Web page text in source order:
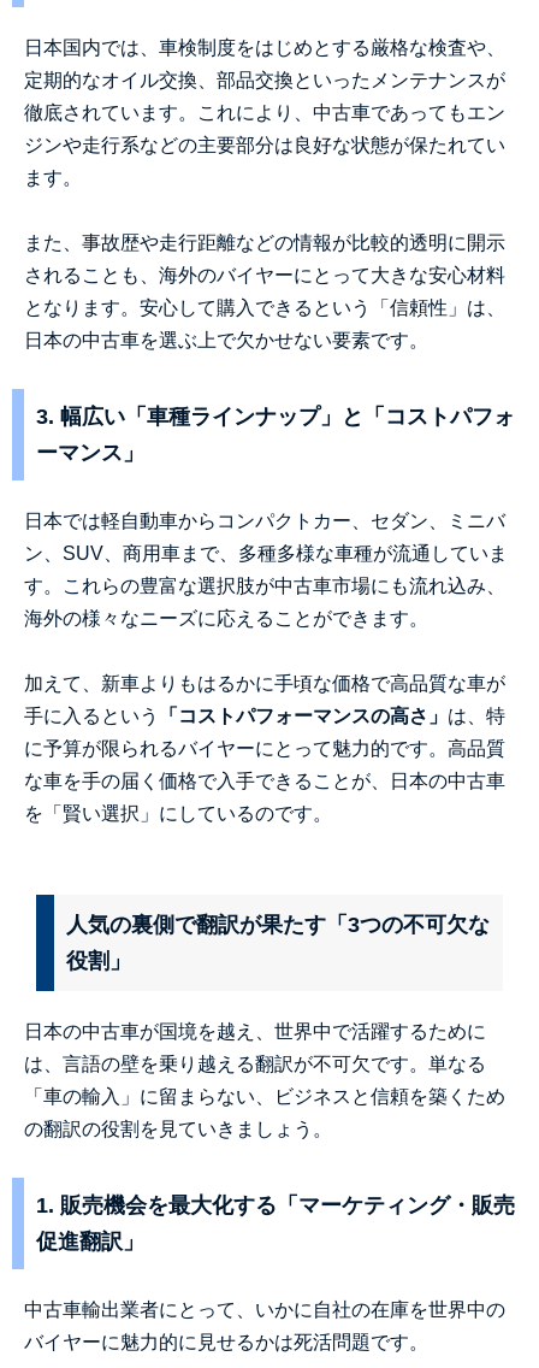
日本国内では、車検制度をはじめとする厳格な検査や、
定期的なオイル交換、部品交換といったメンテナンスが
徹底されています。これにより、中古車であってもエン
ジンや走行系などの主要部分は良好な状態が保たれてい
ます。
また、事故歴や走行距離などの情報が比較的透明に開示
されることも、海外のバイヤーにとって大きな安心材料
となります。安心して購入できるという「信頼性」は、
日本の中古車を選ぶ上で欠かせない要素です。
3. 幅広い「車種ラインナップ」と「コストパフォ
ーマンス」
日本では軽自動車からコンパクトカー、セダン、ミニバ
ン、SUV、商用車まで、多種多様な車種が流通していま
す。これらの豊富な選択肢が中古車市場にも流れ込み、
海外の様々なニーズに応えることができます。
加えて、新車よりもはるかに手頃な価格で高品質な車が
手に入るという
「コストパフォーマンスの高さ」 は、特
に予算が限られるバイヤーにとって魅力的です。高品質
な車を手の届く価格で入手できることが、日本の中古車
を「賢い選択」にしているのです。
人気の裏側で翻訳が果たす「3つの不可欠な
役割」
日本の中古車が国境を越え、世界中で活躍するために
は、言語の壁を乗り越える翻訳が不可欠です。単なる
「車の輸入」に留まらない、ビジネスと信頼を築くため
の翻訳の役割を見ていきましょう。
1. 販売機会を最大化する「マーケティング・販売
促進翻訳」
中古車輸出業者にとって、いかに自社の在庫を世界中の
バイヤーに魅力的に見せるかは死活問題です。